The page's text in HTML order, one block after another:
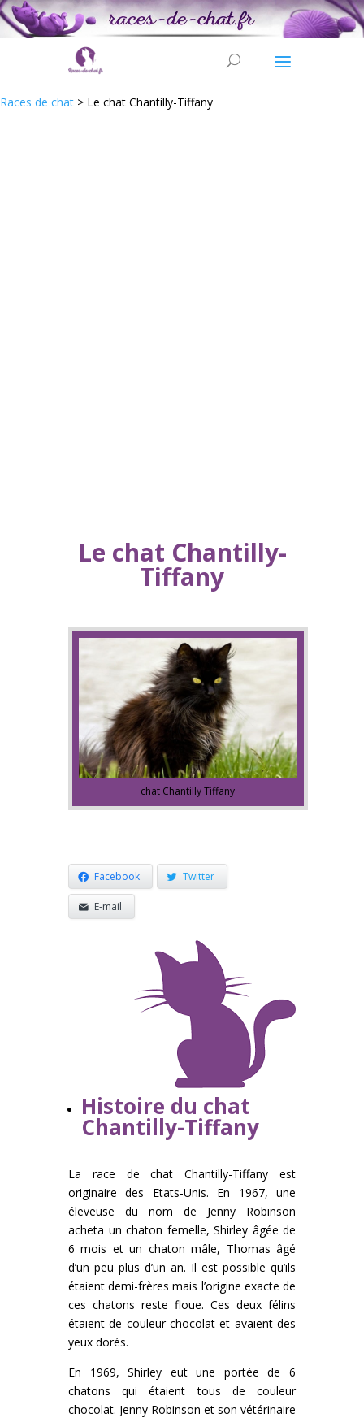
Races de chat > Le chat Chantilly-Tiffany
Le chat Chantilly-
Tiffany
chat Chantilly Tiffany
Facebook Twitter
E-mail
Histoire du chat
Chantilly-Tiffany
La race de chat Chantilly-Tiffany est
originaire des Etats-Unis. En 1967, une
éleveuse du nom de Jenny Robinson
acheta un chaton femelle, Shirley âgée de
6 mois et un chaton mâle, Thomas âgé
d’un peu plus d’un an. Il est possible qu’ils
étaient demi-frères mais l’origine exacte de
ces chatons reste floue. Ces deux félins
étaient de couleur chocolat et avaient des
yeux dorés.
En 1969, Shirley eut une portée de 6
chatons qui étaient tous de couleur
chocolat. Jenny Robinson et son vétérinaire